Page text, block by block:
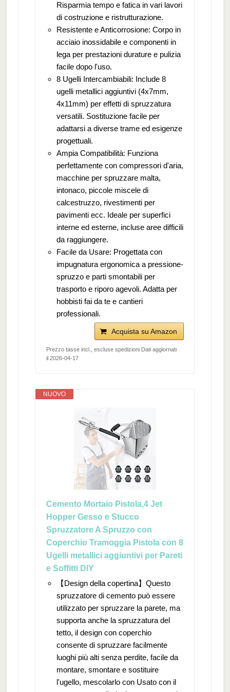
Risparmia tempo e fatica in vari lavori
di costruzione e ristrutturazione.
Resistente e Anticorrosione: Corpo in
acciaio inossidabile e componenti in
lega per prestazioni durature e pulizia
facile dopo l'uso.
8 Ugelli Intercambiabili: Include 8
ugelli metallici aggiuntivi (4x7mm,
4x11mm) per effetti di spruzzatura
versatili. Sostituzione facile per
adattarsi a diverse trame ed esigenze
progettuali.
Ampia Compatibilità: Funziona
perfettamente con compressori d'aria,
macchine per spruzzare malta,
intonaco, piccole miscele di
calcestruzzo, rivestimenti per
pavimenti ecc. Ideale per superfici
interne ed esterne, incluse aree difficili
da raggiungere.
Facile da Usare: Progettata con
impugnatura ergonomica a pressione-
spruzzo e parti smontabili per
trasporto e riporo agevoli. Adatta per
hobbisti fai da te e cantieri
professionali.
Acquista su Amazon
Prezzo tasse incl., escluse spedizioni Dati aggiornati
il 2026-04-17
NUOVO
Cemento Mortaio Pistola,4 Jet
Hopper Gesso e Stucco
Spruzzatore A Spruzzo con
Coperchio Tramoggia Pistola con 8
Ugelli metallici aggiuntivi per Pareti
e Soffitti DIY
【Design della copertina】Questo
spruzzatore di cemento può essere
utilizzato per spruzzare la parete, ma
supporta anche la spruzzatura del
tetto, il design con coperchio
consente di spruzzare facilmente
luoghi più alti senza perdite, facile da
montare, smontare e sostituire
l'ugello, mescolarlo con Usato con il